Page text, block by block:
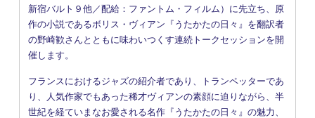
新宿バルト９他／配給：ファントム・フィルム）に先立ち、原
作の小説であるボリス・ヴィアン『うたかたの日々』を翻訳者
の野崎歓さんとともに味わいつくす連続トークセッションを開
催します。
フランスにおけるジャズの紹介者であり、トランペッターであ
り、人気作家でもあった稀才ヴィアンの素顔に迫りながら、半
世紀を経ていまなお愛される名作『うたかたの日々』の魅力、